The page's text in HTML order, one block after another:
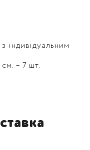
індивідуальним
– 7 шт.